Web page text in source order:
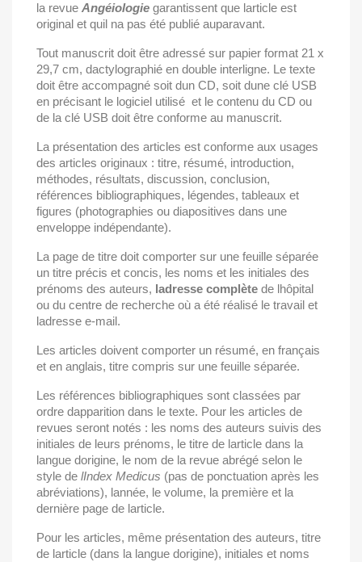
la revue Angéiologie garantissent que larticle est
original et quil na pas été publié auparavant.
Tout manuscrit doit être adressé sur papier format 21 x
29,7 cm, dactylographié en double interligne. Le texte
doit être accompagné soit dun CD, soit dune clé USB 
en précisant le logiciel utilisé  et le contenu du CD ou
de la clé USB doit être conforme au manuscrit.
La présentation des articles est conforme aux usages
des articles originaux : titre, résumé, introduction,
méthodes, résultats, discussion, conclusion,
références bibliographiques, légendes, tableaux et
figures (photographies ou diapositives dans une
enveloppe indépendante).
La page de titre doit comporter sur une feuille séparée
un titre précis et concis, les noms et les initiales des
prénoms des auteurs, ladresse complète de lhôpital
ou du centre de recherche où a été réalisé le travail et
ladresse e-mail.
Les articles doivent comporter un résumé, en français
et en anglais, titre compris sur une feuille séparée.
Les références bibliographiques sont classées par
ordre dapparition dans le texte. Pour les articles de
revues seront notés : les noms des auteurs suivis des
initiales de leurs prénoms, le titre de larticle dans la
langue dorigine, le nom de la revue abrégé selon le
style de lIndex Medicus (pas de ponctuation après les
abréviations), lannée, le volume, la première et la
dernière page de larticle.
Pour les articles, même présentation des auteurs, titre
de larticle (dans la langue dorigine), initiales et noms